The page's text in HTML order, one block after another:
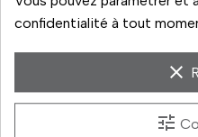
Livraison rapide
Paiement 3x sans
confidentialité à tout
clear
tune